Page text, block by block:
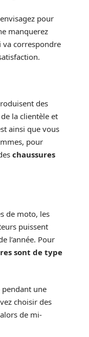
pour
manquerez
va correspondre
des
la clientèle et
ainsi que vous
pour
chaussures
de moto, les
puissent
l’année. Pour
sont de type
une
choisir des
de mi-